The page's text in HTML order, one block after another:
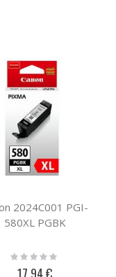
2024C001 PGI-
580XL PGBK
Rating:
17,94 €